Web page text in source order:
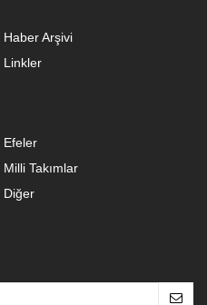
Haber Arşivi
Linkler
Efeler
Milli Takımlar
Diğer